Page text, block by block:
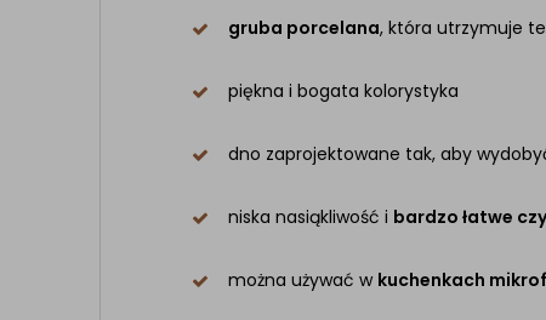
gruba porcelana, która utrzymuje
piękna i bogata kolorystyka
dno zaprojektowane tak, aby
niska nasiąkliwość i bardzo łatwe
można używać w kuchenkach